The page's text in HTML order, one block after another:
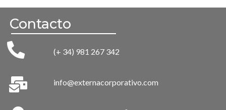
Contacto
(+ 34) 981 267 342
info@externacorporativo.com